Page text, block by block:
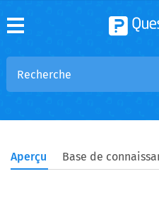
Aperçu